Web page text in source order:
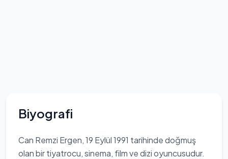
Biyografi
Can Remzi Ergen, 19 Eylül 1991 tarihinde doğmuş
olan bir tiyatrocu, sinema, film ve dizi oyuncusudur.